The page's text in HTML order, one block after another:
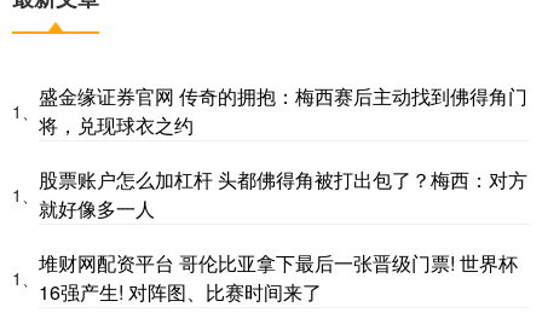
1、
盛金缘证券官网 传奇的拥抱：梅西赛后主动找到佛得角门
将，兑现球衣之约
1、
股票账户怎么加杠杆 头都佛得角被打出包了？梅西：对方
就好像多一人
1、
堆财网配资平台 哥伦比亚拿下最后一张晋级门票! 世界杯
16强产生! 对阵图、比赛时间来了